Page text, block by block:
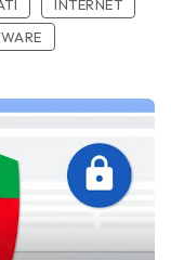
INTERNET